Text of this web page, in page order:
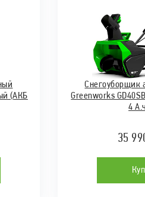
(АКБ
Снегоуборщик
Greenworks
4
35